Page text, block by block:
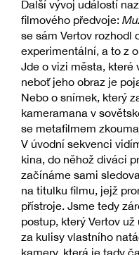
Další vývoj událostí
filmového předvoje:
se sám Vertov rozhodl
experimentální, a to z
Jde o vizi města, které
neboť jeho obraz je
Nebo o snímek, který
kameramana v
se metafilmem
V úvodní sekvenci
kina, do něhož diváci
začínáme sami
na titulku filmu, jejž
přístroje. Jsme tedy
postup, který Vertov
za kulisy vlastního
kamery, která je tady